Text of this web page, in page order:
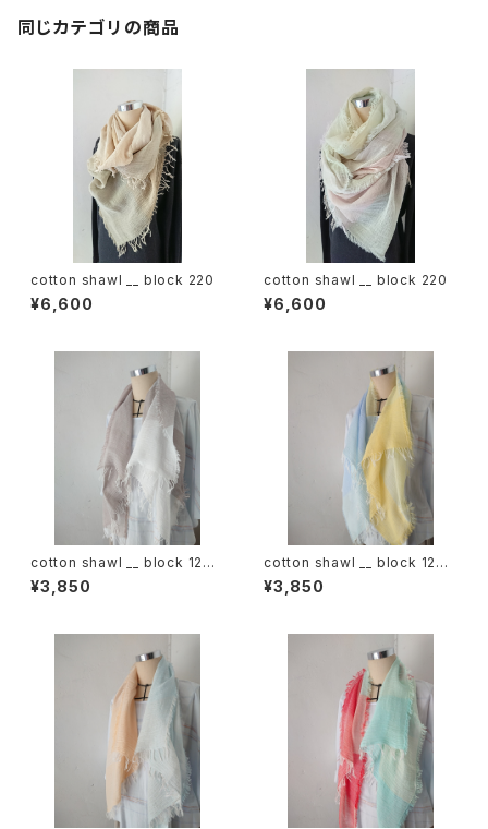
同じカテゴリの商品
cotton shawl __ block 220
¥6,600
cotton shawl __ block 220
¥6,600
cotton shawl __ block 120
白木蓮w
¥3,850
cotton shawl __ block 120
天泣w
¥3,850